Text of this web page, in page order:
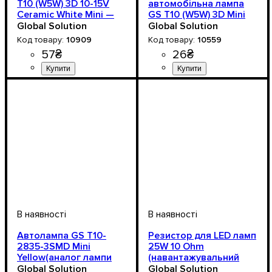
T10 (W5W) 3D 10-15V
Ceramic White Mini —
керамічний LED
преміум-класу
Global Solution
10909
57₴
Призначення лампи:
Колір:: Білий
Напруга, V: 10-15V
Кількість в упаковці: 1 шт.
автомобільна лампа
GS T10 (W5W) 3D Mini
10-15V White
Global Solution
10559
26₴
Призначення лампи:
Напруга, V: 10-15V
Кількість в упаковці: 1 шт.
Автолампа GS T10-
2835-3SMD Mini
Yellow(аналог лампи
W5W)
Global Solution
Резистор для LED ламп
25W 10 Ohm
(навантажувальний
опір)
Global Solution